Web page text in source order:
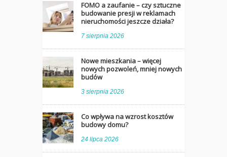
FOMO a zaufanie – czy sztuczne
budowanie presji w reklamach
nieruchomości jeszcze działa?
7 sierpnia 2026
Nowe mieszkania – więcej
nowych pozwoleń, mniej nowych
budów
3 sierpnia 2026
Co wpływa na wzrost kosztów
budowy domu?
24 lipca 2026